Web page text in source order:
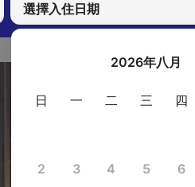
選擇入住日期
2026年八月
日 一 二 三 四
2 3 4 5 6